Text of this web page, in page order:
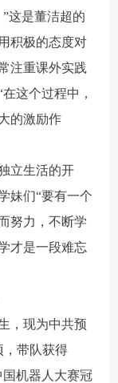
这是董洁超的
积极的态度对
注重课外实践
这个过程中，
的激励作
立生活的开
妹们“要有一个
努力，不断学
才是一段难忘
，现为中共预
，带队获得
机器人大赛冠